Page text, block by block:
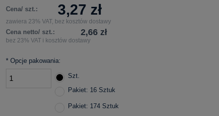
Cena/ szt.: 3,27 zł
zawiera 23% VAT, bez kosztów dostawy
Cena netto/ szt.: 2,66 zł
bez 23% VAT i kosztów dostawy
* Opcje pakowania:
Szt.
Pakiet: 16 Sztuk
Pakiet: 174 Sztuk